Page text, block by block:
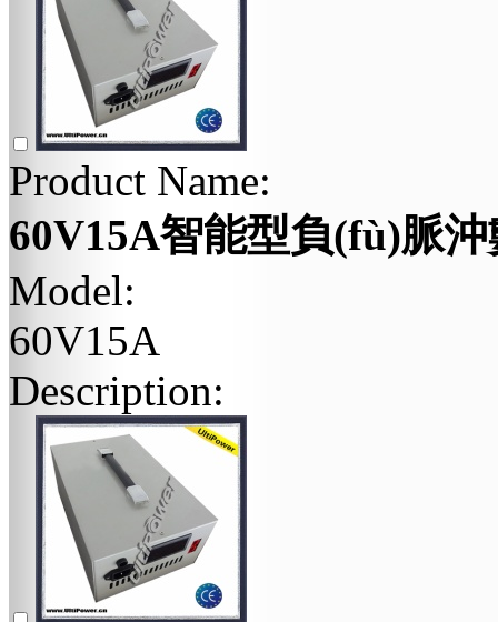
Product Name:
60V15A智能型負(fù)脈
Model:
60V15A
Description: